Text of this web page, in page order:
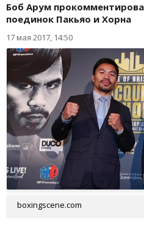
Боб Арум
поединок Пакьяо и Хорна
17 мая 2017, 14:50
boxingscene.com